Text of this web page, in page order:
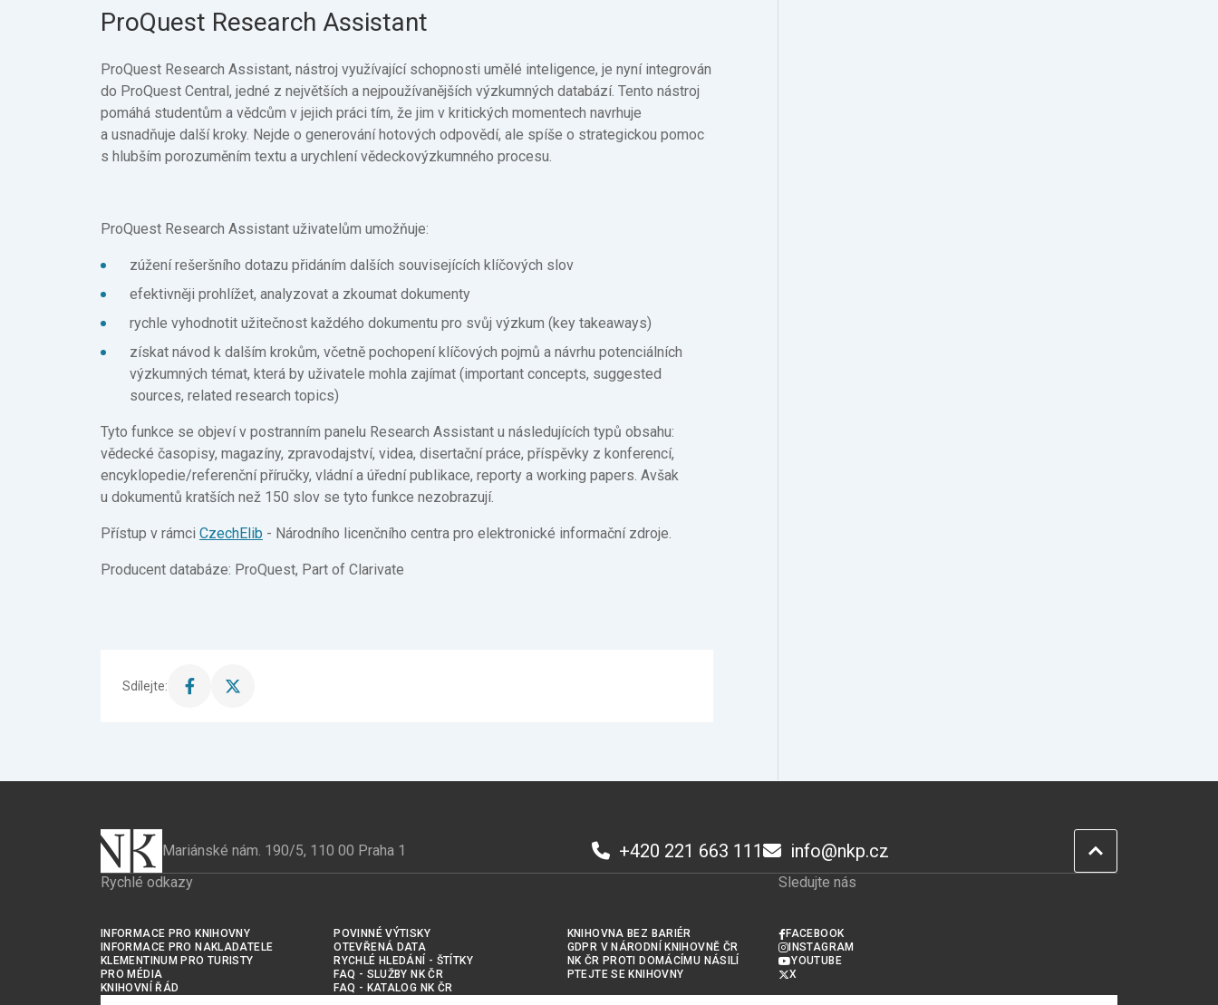
ProQuest Research Assistant
ProQuest Research Assistant, nástroj využívající schopnosti umělé inteligence, je nyní integrován
do ProQuest Central, jedné z největších a nejpoužívanějších výzkumných databází. Tento nástroj
pomáhá studentům a vědcům v jejich práci tím, že jim v kritických momentech navrhuje
a usnadňuje další kroky. Nejde o generování hotových odpovědí, ale spíše o strategickou pomoc
s hlubším porozuměním textu a urychlení vědeckovýzkumného procesu.
ProQuest Research Assistant uživatelům umožňuje:
zúžení rešeršního dotazu přidáním dalších souvisejících klíčových slov
efektivněji prohlížet, analyzovat a zkoumat dokumenty
rychle vyhodnotit užitečnost každého dokumentu pro svůj výzkum (key takeaways)
získat návod k dalším krokům, včetně pochopení klíčových pojmů a návrhu potenciálních
výzkumných témat, která by uživatele mohla zajímat (important concepts, suggested
sources, related research topics)
Tyto funkce se objeví v postranním panelu Research Assistant u následujících typů obsahu:
vědecké časopisy, magazíny, zpravodajství, videa, disertační práce, příspěvky z konferencí,
encyklopedie/re­ferenční příručky, vládní a úřední publikace, reporty a working papers. Avšak
u dokumentů kratších než 150 slov se tyto funkce nezobrazují.
Přístup v rámci CzechElib - Národního licenčního centra pro elektronické informační zdroje.
Producent databáze: ProQuest, Part of Clarivate
Sdílejte:
Sdílet
Sdílet
Mariánské nám. 190/5, 110 00 Praha 1 +420 221 663 111 info@nkp.cz
Rychlé odkazy
INFORMACE PRO KNIHOVNY
INFORMACE PRO NAKLADATELE
KLEMENTINUM PRO TURISTY
PRO MÉDIA
KNIHOVNÍ ŘÁD
POVINNÉ VÝTISKY
OTEVŘENÁ DATA
RYCHLÉ HLEDÁNÍ - ŠTÍTKY
FAQ - SLUŽBY NK ČR
FAQ - KATALOG NK ČR
KNIHOVNA BEZ BARIÉR
GDPR V NÁRODNÍ KNIHOVNĚ ČR
NK ČR PROTI DOMÁCÍMU NÁSILÍ
PTEJTE SE KNIHOVNY
Sledujte nás
FACEBOOK
INSTAGRAM
YOUTUBE
X